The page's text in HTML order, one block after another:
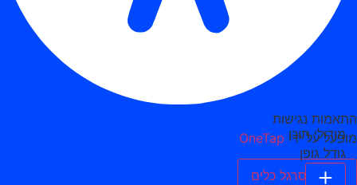
התאמות נגישות
מופעל על ידי OneTap
הסתר סרגל כלים
מודולי תוכן
גודל גופן